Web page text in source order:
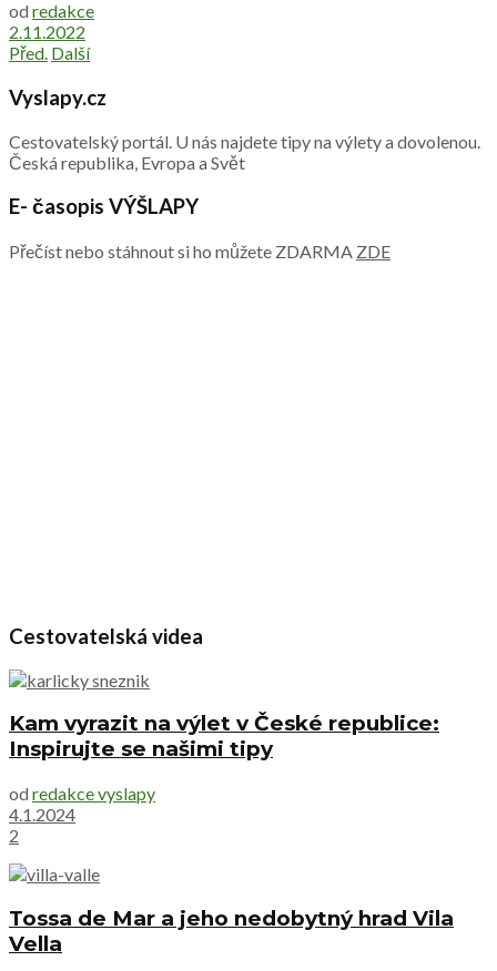
od redakce
2.11.2022
Před. Další
Vyslapy.cz
Cestovatelský portál. U nás najdete tipy na výlety a dovolenou.
Česká republika, Evropa a Svět
E- časopis VÝŠLAPY
Přečíst nebo stáhnout si ho můžete ZDARMA ZDE
Cestovatelská videa
Kam vyrazit na výlet v České republice:
Inspirujte se našimi tipy
od redakce vyslapy
4.1.2024
2
Tossa de Mar a jeho nedobytný hrad Vila
Vella